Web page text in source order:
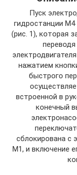
Пуск
гидростанции
(рис. 1), которая
нажатием
быстрого
встроенной в
конечный
сблокирована с
M1, и включение